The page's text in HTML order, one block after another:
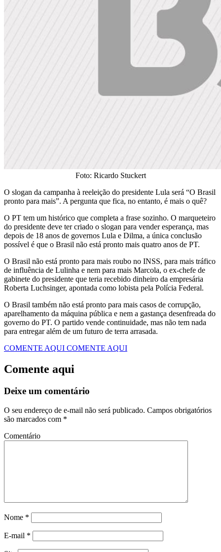
Foto: Ricardo Stuckert
O slogan da campanha à reeleição do presidente Lula será “O Brasil
pronto para mais”. A pergunta que fica, no entanto, é mais o quê?
O PT tem um histórico que completa a frase sozinho. O marqueteiro
do presidente deve ter criado o slogan para vender esperança, mas
depois de 18 anos de governos Lula e Dilma, a única conclusão
possível é que o Brasil não está pronto mais quatro anos de PT.
O Brasil não está pronto para mais roubo no INSS, para mais tráfico
de influência de Lulinha e nem para mais Marcola, o ex-chefe de
gabinete do presidente que teria recebido dinheiro da empresária
Roberta Luchsinger, apontada como lobista pela Polícia Federal.
O Brasil também não está pronto para mais casos de corrupção,
aparelhamento da máquina pública e nem a gastança desenfreada do
governo do PT. O partido vende continuidade, mas não tem nada
para entregar além de um futuro de terra arrasada.
COMENTE AQUI COMENTE AQUI
Comente aqui
Deixe um comentário
O seu endereço de e-mail não será publicado. Campos obrigatórios
são marcados com *
Comentário
Nome *
E-mail *